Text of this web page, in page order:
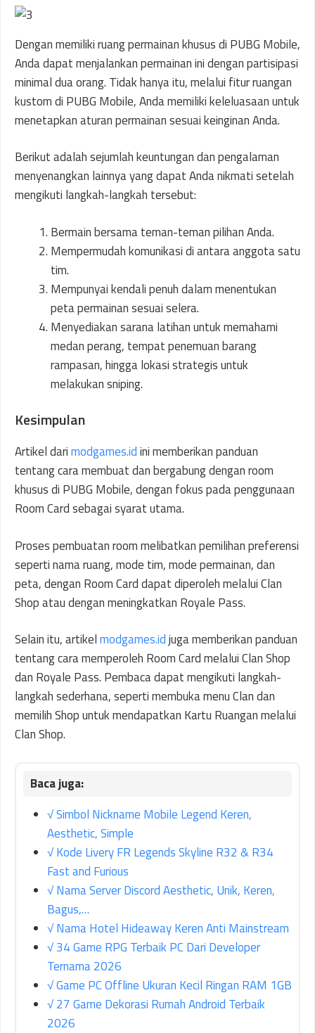
Dengan memiliki ruang permainan khusus di PUBG Mobile,
Anda dapat menjalankan permainan ini dengan partisipasi
minimal dua orang. Tidak hanya itu, melalui fitur ruangan
kustom di PUBG Mobile, Anda memiliki keleluasaan untuk
menetapkan aturan permainan sesuai keinginan Anda.
Berikut adalah sejumlah keuntungan dan pengalaman
menyenangkan lainnya yang dapat Anda nikmati setelah
mengikuti langkah-langkah tersebut:
Bermain bersama teman-teman pilihan Anda.
Mempermudah komunikasi di antara anggota satu
tim.
Mempunyai kendali penuh dalam menentukan
peta permainan sesuai selera.
Menyediakan sarana latihan untuk memahami
medan perang, tempat penemuan barang
rampasan, hingga lokasi strategis untuk
melakukan sniping.
Kesimpulan
Artikel darimodgames.idini memberikan panduan
tentang cara membuat dan bergabung dengan room
khusus di PUBG Mobile, dengan fokus pada penggunaan
Room Card sebagai syarat utama.
Proses pembuatan room melibatkan pemilihan preferensi
seperti nama ruang, mode tim, mode permainan, dan
peta, dengan Room Card dapat diperoleh melalui Clan
Shop atau dengan meningkatkan Royale Pass.
Selain itu, artikelmodgames.idjuga memberikan panduan
tentang cara memperoleh Room Card melalui Clan Shop
dan Royale Pass. Pembaca dapat mengikuti langkah-
langkah sederhana, seperti membuka menu Clan dan
memilih Shop untuk mendapatkan Kartu Ruangan melalui
Clan Shop.
√ Simbol Nickname Mobile Legend Keren,
Aesthetic, Simple
√ Kode Livery FR Legends Skyline R32 & R34
Fast and Furious
√ Nama Server Discord Aesthetic, Unik, Keren,
Bagus,…
√ Nama Hotel Hideaway Keren Anti Mainstream
√ 34 Game RPG Terbaik PC Dari Developer
Ternama 2026
√ Game PC Offline Ukuran Kecil Ringan RAM 1GB
√ 27 Game Dekorasi Rumah Android Terbaik
2026